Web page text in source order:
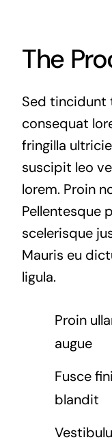
The
Sed tincidunt
consequat
fringilla
suscipit leo
lorem. Proin
Pellentesque
scelerisque
Mauris eu
ligula.
Proin
augue
Fusce
blandit